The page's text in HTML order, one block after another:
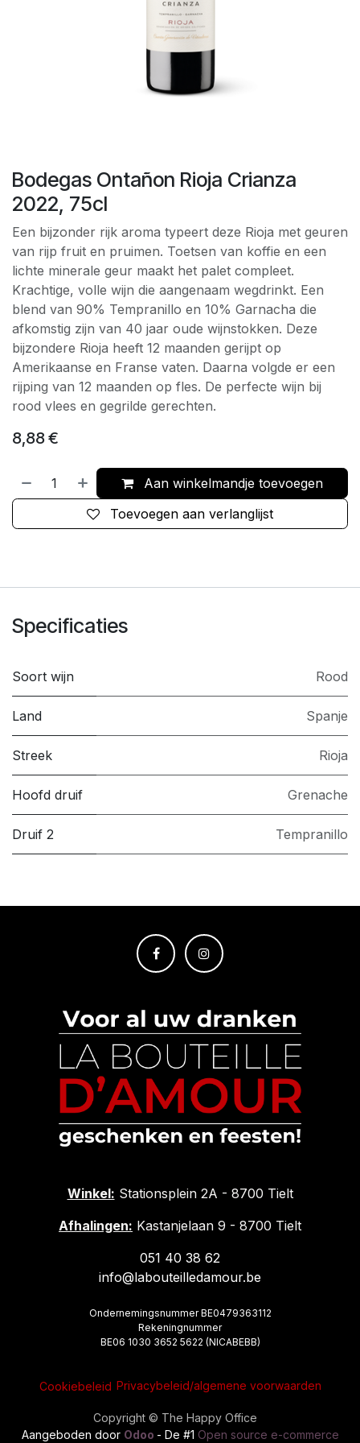
Bodegas Ontañon Rioja Crianza
2022, 75cl
Een bijzonder rijk aroma typeert deze Rioja met geuren
van rijp fruit en pruimen. Toetsen van koffie en een
lichte minerale geur maakt het palet compleet.
Krachtige, volle wijn die aangenaam wegdrinkt. Een
blend van 90% Tempranillo en 10% Garnacha die
afkomstig zijn van 40 jaar oude wijnstokken. Deze
bijzondere Rioja heeft 12 maanden gerijpt op
Amerikaanse en Franse vaten. Daarna volgde er een
rijping van 12 maanden op fles. De perfecte wijn bij
rood vlees en gegrilde gerechten.
8,88€
Aan winkelmandje toevoegen
Toevoegen aan verlanglijst
Specificaties
Soort wijn Rood
Land Spanje
Streek Rioja
Hoofd druif Grenache
Druif 2 Tempranillo
Winkel: Stationsplein 2A - 8700 Tielt
Afhalingen: Kastanjelaan 9 - 8700 Tielt
051 40 38 62
info@labouteilledamour.be
Ondernemingsnummer BE0479363112
Rekeningnummer
BE06 1030 3652 5622 (NICABEBB)
Cookiebeleid Privacybeleid/algemene voorwaarden
Copyright © The Happy Office
Aangeboden door Odoo - De #1 Open source e-commerce